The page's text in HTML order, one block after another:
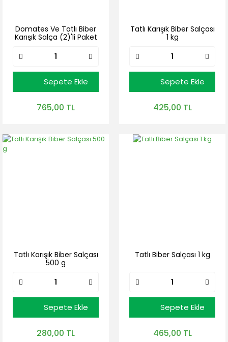
Domates Ve Tatlı Biber
Karışık Salça (2)'li Paket
Sepete Ekle
765,00 TL
Tatlı Karışık Biber Salçası
1 kg
Sepete Ekle
425,00 TL
Tatlı Karışık Biber Salçası
500 g
Sepete Ekle
280,00 TL
Tatlı Biber Salçası 1 kg
Sepete Ekle
465,00 TL